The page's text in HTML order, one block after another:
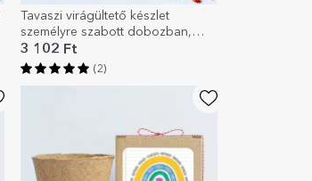
Tavaszi virágültető készlet
személyre szabott dobozban,
üzenettel a tanárnak - Könyvek
3 102 Ft
(2)